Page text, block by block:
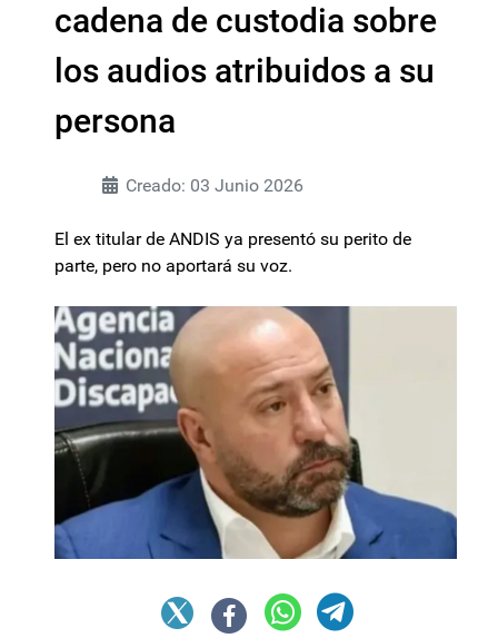
cadena de custodia sobre
los audios atribuidos a su
persona
Creado: 03 Junio 2026
El ex titular de ANDIS ya presentó su perito de
parte, pero no aportará su voz.